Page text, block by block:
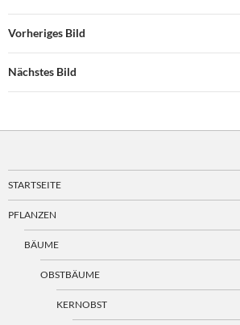
Vorheriges Bild
Nächstes Bild
STARTSEITE
PFLANZEN
BÄUME
OBSTBÄUME
KERNOBST